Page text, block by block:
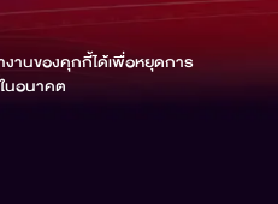
านของคุกกี้ได้เพื่อหยุดการ
นอนาคต